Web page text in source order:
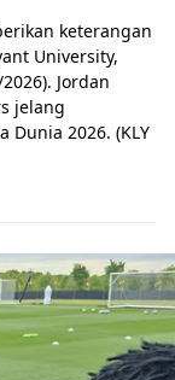
keterangan
University,
Jordan
jelang
Dunia 2026. (KLY